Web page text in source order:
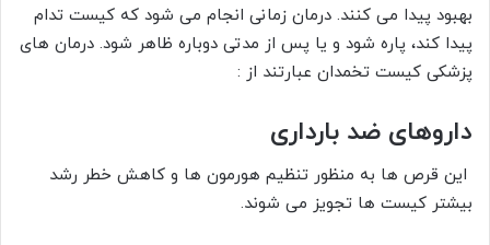
بهبود پیدا می کنند. درمان زمانی انجام می شود که کیست تدام
پیدا کند، پاره شود و یا پس از مدتی دوباره ظاهر شود. درمان های
پزشکی کیست تخمدان عبارتند از :
داروهای ضد بارداری
این قرص ها به منظور تنظیم هورمون ها و کاهش خطر رشد
بیشتر کیست ها تجویز می شوند.